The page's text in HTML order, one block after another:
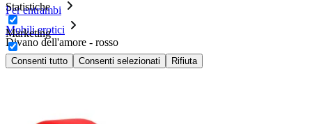
Statistiche
Marketing
Consenti tutto Consenti selezionati Rifiuta
Per entrambi
Mobili erotici
Divano dell'amore - rosso